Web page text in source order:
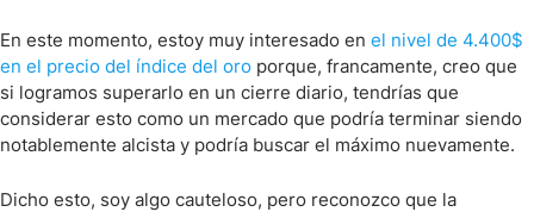
En este momento, estoy muy interesado en el nivel de 4.400$
en el precio del índice del oro porque, francamente, creo que
si logramos superarlo en un cierre diario, tendrías que
considerar esto como un mercado que podría terminar siendo
notablemente alcista y podría buscar el máximo nuevamente.
Dicho esto, soy algo cauteloso, pero reconozco que la